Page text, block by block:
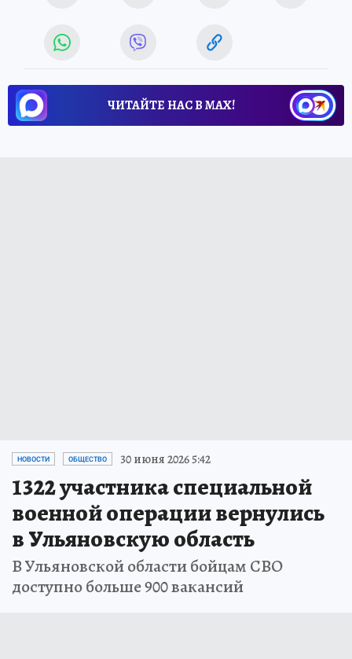
ЧИТАЙТЕ НАС В МАХ!
НОВОСТИ ОБЩЕСТВО 30 июня 2026 5:42
1322 участника специальной
военной операции вернулись
в Ульяновскую область
В Ульяновской области бойцам СВО
доступно больше 900 вакансий